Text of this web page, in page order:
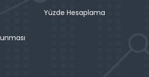
Yüzde Hesaplama